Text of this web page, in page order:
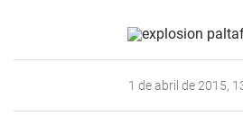
1 de abril de 2015,